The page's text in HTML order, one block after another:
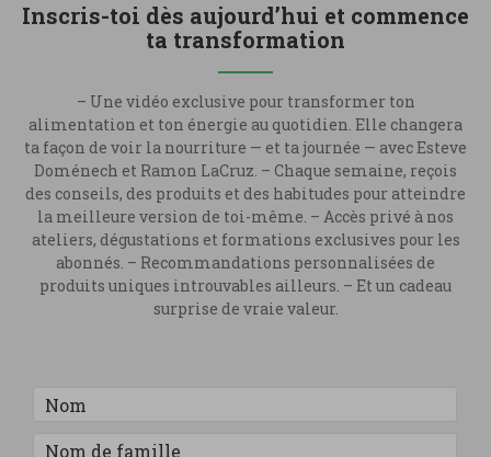
Inscris-toi dès aujourd’hui et commence
ta transformation
– Une vidéo exclusive pour transformer ton
alimentation et ton énergie au quotidien. Elle changera
ta façon de voir la nourriture — et ta journée — avec Esteve
Doménech et Ramon LaCruz. – Chaque semaine, reçois
des conseils, des produits et des habitudes pour atteindre
la meilleure version de toi-même. – Accès privé à nos
ateliers, dégustations et formations exclusives pour les
abonnés. – Recommandations personnalisées de
produits uniques introuvables ailleurs. – Et un cadeau
surprise de vraie valeur.